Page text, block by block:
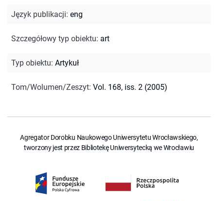
Język publikacji: eng
Szczegółowy typ obiektu: art
Typ obiektu: Artykuł
Tom/Wolumen/Zeszyt: Vol. 168, iss. 2 (2005)
Agregator Dorobku Naukowego Uniwersytetu Wrocławskiego,
tworzony jest przez Bibliotekę Uniwersytecką we Wrocławiu